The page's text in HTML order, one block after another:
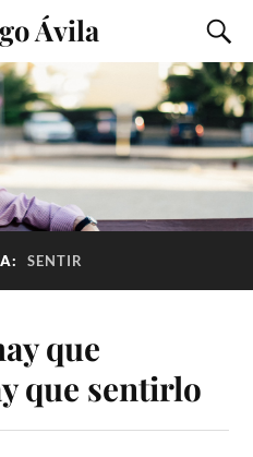
Ávila
SENTIR
que
que sentirlo